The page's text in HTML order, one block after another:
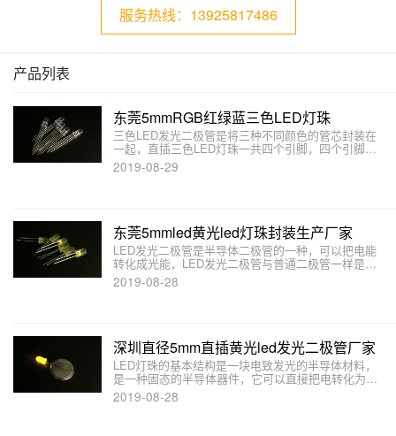
服务热线：13925817486
产品列表
东莞5mmRGB红绿蓝三色LED灯珠
三色LED发光二极管是将三种不同颜色的管芯封装在
一起，直插三色LED灯珠一共四个引脚，四个引脚长
短不一，最长的引脚为公共脚，按照公共引脚极性的
不同有共阴、共阳接法。
2019-08-29
东莞5mmled黄光led灯珠封装生产厂家
LED发光二极管是半导体二极管的一种，可以把电能
转化成光能，LED发光二极管与普通二极管一样是由
一个PN结组成，也具有单向导电性.本文介绍LED灯
珠的主要波长。
2019-08-28
深圳直径5mm直插黄光led发光二极管厂家
LED灯珠的基本结构是一块电致发光的半导体材料，
是一种固态的半导体器件，它可以直接把电转化为
光。本文介绍各种颜色LED发光二极管的工作电压。
2019-08-28